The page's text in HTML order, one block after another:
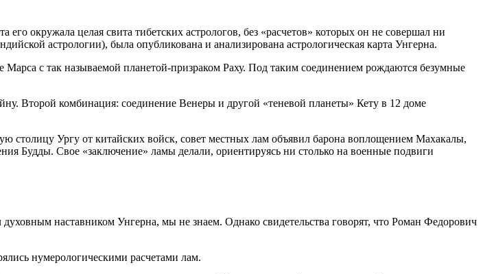
окружала целая свита тибетских астрологов, без «расчетов» которых он не совершал ни
астрологии), была опубликована и анализирована астрологическая карта Унгерна.
с так называемой планетой-призраком Раху. Под таким соединением рождаются безумные
Второй комбинация: соединение Венеры и другой «теневой планеты» Кету в 12 доме
столицу Ургу от китайских войск, совет местных лам объявил барона воплощением Махакалы,
Будды. Cвое «заключение» ламы делали, ориентируясь ни столько на военные подвиги
наставником Унгерна, мы не знаем. Однако свидетельства говорят, что Роман Федорович
нумерологическими расчетами лам.